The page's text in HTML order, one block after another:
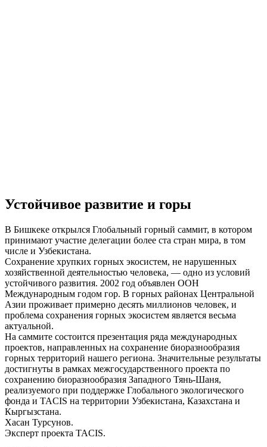
Устойчивое развитие и горы
В Бишкеке открылся Глобальный горный саммит, в котором
принимают участие делегации более ста стран мира, в том
числе и Узбекистана.
Сохранение хрупких горных экосистем, не нарушенных
хозяйственной деятельностью человека, — одно из условий
устойчивого развития. 2002 год объявлен ООН
Международным годом гор. В горных районах Центральной
Азии проживает примерно десять миллионов человек, и
проблема сохранения горных экосистем является весьма
актуальной.
На саммите состоится презентация ряда международных
проектов, направленных на сохранение биоразнообразия
горных территорий нашего региона. Значительные результаты
достигнуты в рамках межгосударственного проекта по
сохранению биоразнообразия Западного Тянь-Шаня,
реализуемого при поддержке Глобального экологического
фонда и ТАCIS на территории Узбекистана, Казахстана и
Кыргызстана.
Хасан Турсунов.
Эксперт проекта ТАCIS.